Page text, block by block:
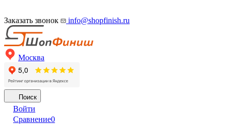
Заказать звонок info@shopfinish.ru
Москва
Поиск
Войти
Сравнение0